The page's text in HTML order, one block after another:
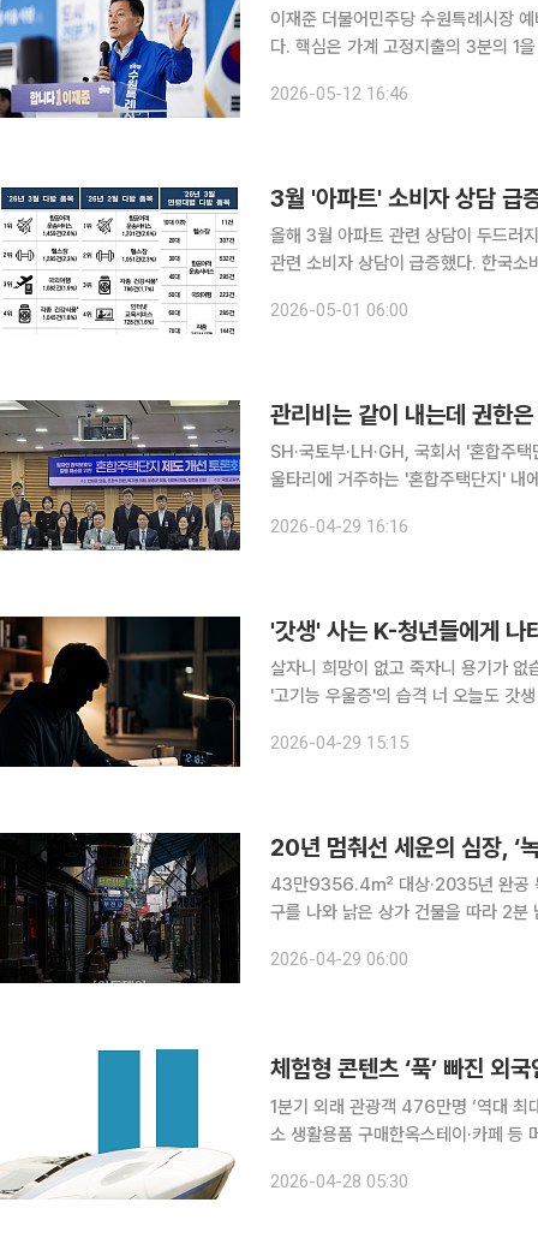
이재준 더불어민주당 수원특례시장
다. 핵심은 가계 고정지출의 3분의 1
"5인 가족 기준 연간 1815만원의 고
2026-05-12 16:46
3월 '아파트' 소비자 상담 급
올해 3월 아파트 관련 상담이 두드러
관련 소비자 상담이 급증했다. 한국소비자원과 한국소비자단체협의회가 지난달 1372소비자 상담
2026-05-01 06:00
관리비는 같이 내는데 권한
SH·국토부·LH·GH, 국회서 '혼합주택단지 제도 개선
울타리에 거주하는 '혼합주택단지' 내
를 해결하기 위해 임차인에게 실질적
2026-04-29 16:16
'갓생' 사는 K-청년들에게 나
살자니 희망이 없고 죽자니 용기가 없습니다 K-갓생 이면의 어두운 그림자 성실함이
'고기능 우울증'의 습
2026-04-29 15:15
43만9356.4㎡ 대상·2035년 완공 목표종묘
구를 나와 낡은 상가 건물을 따라 2분
건물 위를 거미줄처럼 뒤엉킨 전깃줄
2026-04-29 06:00
1분기 외래 관광객 476만명 ‘역대 최
소 생활용품 구매한옥스테이·카페 등
중심이 ‘방문 규모’에서 ‘체류 방식과
2026-04-28 05:30